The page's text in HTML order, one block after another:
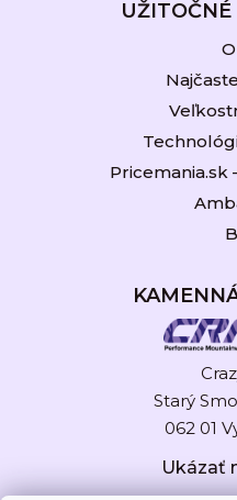
Pricemania.sk
Starý
062 01
Ukázať